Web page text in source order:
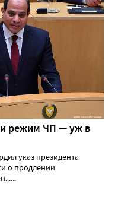
режим ЧП — уж в
указ президента
о продлении